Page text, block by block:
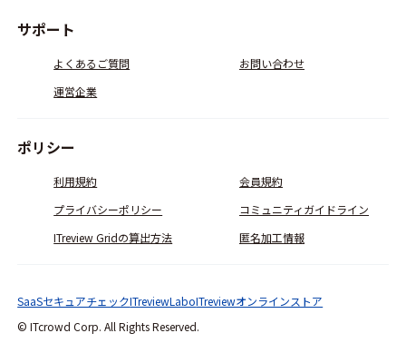
サポート
よくあるご質問
お問い合わせ
運営企業
ポリシー
利用規約
会員規約
プライバシーポリシー
コミュニティガイドライン
ITreview Gridの算出方法
匿名加工情報
© ITcrowd Corp. All Rights Reserved.
SaaSセキュアチェックITreviewLaboITreviewオンラインストア